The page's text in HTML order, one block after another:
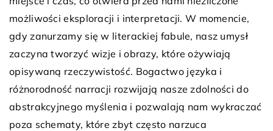
możliwości eksploracji i interpretacji. W momencie,
gdy zanurzamy się w literackiej fabule, nasz umysł
zaczyna tworzyć wizje i obrazy, które ożywiają
opisywaną rzeczywistość. Bogactwo języka i
różnorodność narracji rozwijają nasze zdolności do
abstrakcyjnego myślenia i pozwalają nam wykraczać
poza schematy, które zbyt często narzuca